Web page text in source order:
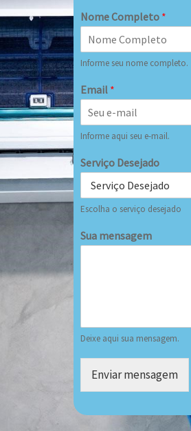
Nome Completo *
Informe seu nome completo.
Email *
Informe aqui seu e-mail.
Serviço Desejado
Escolha o serviço desejado
Sua mensagem
Deixe aqui sua mensagem.
Enviar mensagem